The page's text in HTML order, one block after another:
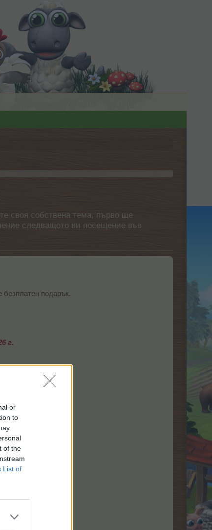
or
to
of the
List of
своя собствена тема, първо ще
следващото ви посещение във
безплатен подарък.
г.